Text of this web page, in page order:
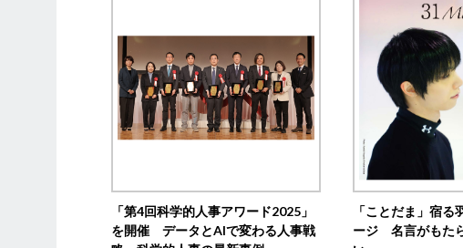
「第4回科学的人事アワード2025」
を開催 データとAIで変わる人事戦
「ことだま」宿る
ージ 名言がもた